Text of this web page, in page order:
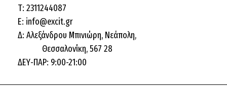
ΠΑΝΤΕΛΟΝΙΑ
ΤΣΑΝΤΕΣ
Τ: 2311244087
E: info@excit.gr
Δ: Αλεξάνδρου Μπινιώρη, Νεάπολη,
Θεσσαλονίκη, 567 28
ΔΕΥ-ΠΑΡ: 9:00-21:00